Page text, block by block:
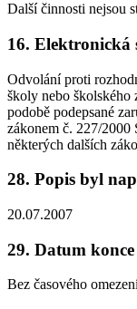
Další činnosti nejsou
16. Elektronická
Odvolání proti
školy nebo školského
podobě podepsané
zákonem č. 227/2000
některých dalších
28. Popis byl
20.07.2007
29. Datum
Bez časového